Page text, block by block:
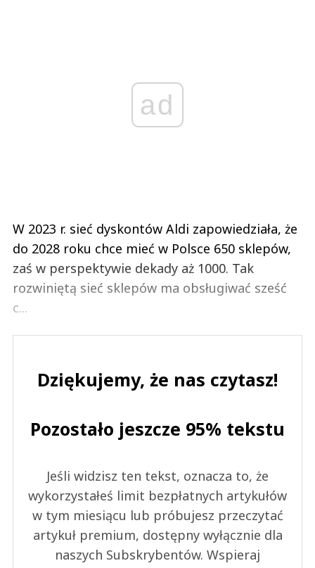
ad
W 2023 r. sieć dyskontów Aldi zapowiedziała, że
do 2028 roku chce mieć w Polsce 650 sklepów,
zaś w perspektywie dekady aż 1000. Tak
rozwiniętą sieć sklepów ma obsługiwać sześć
c...
Dziękujemy, że nas czytasz!
Pozostało jeszcze 95% tekstu
Jeśli widzisz ten tekst, oznacza to, że
wykorzystałeś limit bezpłatnych artykułów
w tym miesiącu lub próbujesz przeczytać
artykuł premium, dostępny wyłącznie dla
naszych Subskrybentów. Wspieraj